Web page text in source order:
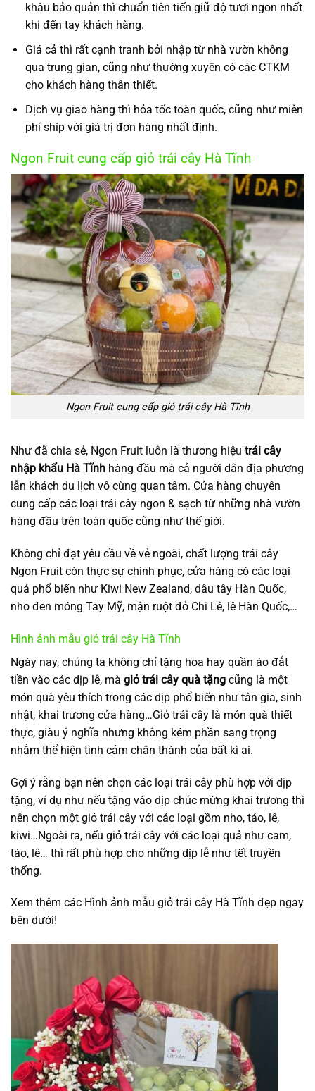
khâu bảo quản thì chuẩn tiên tiến giữ độ tươi ngon nhất
khi đến tay khách hàng.
Giá cả thì rất cạnh tranh bởi nhập từ nhà vườn không
qua trung gian, cũng như thường xuyên có các CTKM
cho khách hàng thân thiết.
Dịch vụ giao hàng thì hỏa tốc toàn quốc, cũng như miễn
phí ship với giá trị đơn hàng nhất định.
Ngon Fruit cung cấp giỏ trái cây Hà Tĩnh
Ngon Fruit cung cấp giỏ trái cây Hà Tĩnh
Như đã chia sẻ, Ngon Fruit luôn là thương hiệu trái cây
nhập khẩu Hà Tĩnh hàng đầu mà cả người dân địa phương
lẫn khách du lịch vô cùng quan tâm. Cửa hàng chuyên
cung cấp các loại trái cây ngon & sạch từ những nhà vườn
hàng đầu trên toàn quốc cũng như thế giới.
Không chỉ đạt yêu cầu về vẻ ngoài, chất lượng trái cây
Ngon Fruit còn thực sự chinh phục, cửa hàng có các loại
quả phổ biến như Kiwi New Zealand, dâu tây Hàn Quốc,
nho đen móng Tay Mỹ, mận ruột đỏ Chi Lê, lê Hàn Quốc,…
Hình ảnh mẫu giỏ trái cây Hà Tĩnh
Ngày nay, chúng ta không chỉ tặng hoa hay quần áo đắt
tiền vào các dịp lễ, mà giỏ trái cây quà tặng cũng là một
món quà yêu thích trong các dịp phổ biến như tân gia, sinh
nhật, khai trương cửa hàng…Giỏ trái cây là món quà thiết
thực, giàu ý nghĩa nhưng không kém phần sang trọng
nhằm thể hiện tình cảm chân thành của bất kì ai.
Gợi ý rằng bạn nên chọn các loại trái cây phù hợp với dịp
tặng, ví dụ như nếu tặng vào dịp chúc mừng khai trương thì
nên chọn một giỏ trái cây với các loại gồm nho, táo, lê,
kiwi…Ngoài ra, nếu giỏ trái cây với các loại quả như cam,
táo, lê… thì rất phù hợp cho những dịp lễ như tết truyền
thống.
Xem thêm các Hình ảnh mẫu giỏ trái cây Hà Tĩnh đẹp ngay
bên dưới!